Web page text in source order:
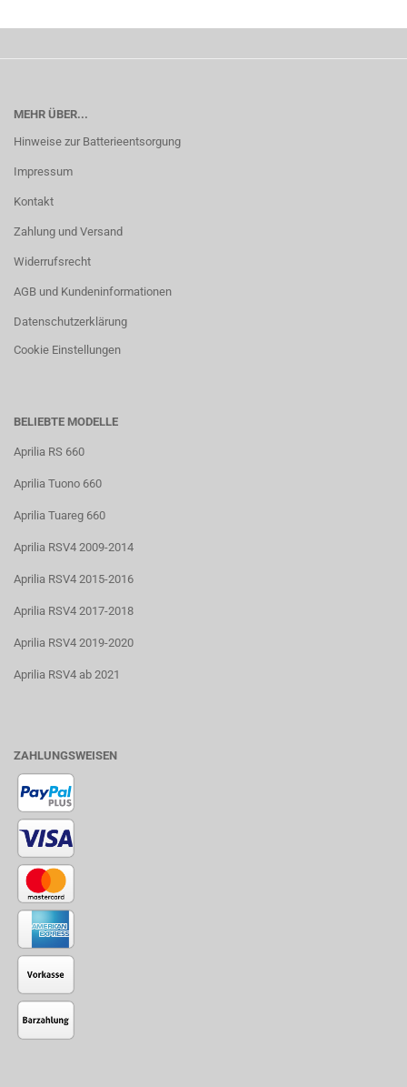
MEHR ÜBER...
Hinweise zur Batterieentsorgung
Impressum
Kontakt
Zahlung und Versand
Widerrufsrecht
AGB und Kundeninformationen
Datenschutzerklärung
Cookie Einstellungen
BELIEBTE MODELLE
Aprilia RS 660
Aprilia Tuono 660
Aprilia Tuareg 660
Aprilia RSV4 2009-2014
Aprilia RSV4 2015-2016
Aprilia RSV4 2017-2018
Aprilia RSV4 2019-2020
Aprilia RSV4 ab 2021
ZAHLUNGSWEISEN